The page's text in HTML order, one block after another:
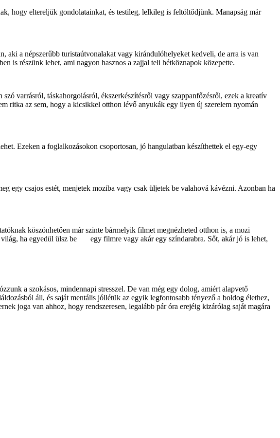
hogy eltereljük gondolatainkat, és testileg, lelkileg is feltöltődjünk. Manapság már
aki a népszerűbb turistaútvonalakat vagy kirándulóhelyeket kedveli, de arra is van
is részünk lehet, ami nagyon hasznos a zajjal teli hétköznapok közepette.
varrásról, táskahorgolásról, ékszerkészítésről vagy szappanfőzésről, ezek a kreatív
ritka az sem, hogy a kicsikkel otthon lévő anyukák egy ilyen új szerelem nyomán
Ezeken a foglalkozásokon csoportosan, jó hangulatban készíthettek el egy-egy
egy csajos estét, menjetek moziba vagy csak üljetek be valahová kávézni. Azonban ha
köszönhetően már szinte bármelyik filmet megnézheted otthon is, a mozi
világ, ha egyedül ülsz be egy filmre vagy akár egy színdarabra. Sőt, akár jó is lehet,
a szokásos, mindennapi stresszel. De van még egy dolog, amiért alapvető
áll, és saját mentális jóllétük az egyik legfontosabb tényező a boldog élethez,
joga van ahhoz, hogy rendszeresen, legalább pár óra erejéig kizárólag saját magára